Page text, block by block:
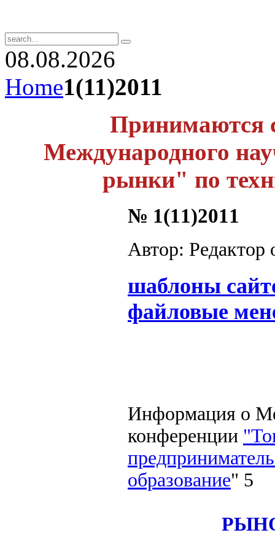
08.08.2026
Home1(11)2011
Принимаются
Международного
рынки" по
№ 1(11)2011
Автор: Редактор
шаблоны
файловые
Информация о
конференции
образование" 5